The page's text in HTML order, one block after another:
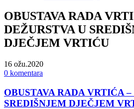
OBUSTAVA RADA
DEŽURSTVA U
DJEČJEM VRTIĆU
16 ožu.2020
0 komentara
OBUSTAVA RADA VRTIĆA
SREDIŠNJEM DJEČJEM